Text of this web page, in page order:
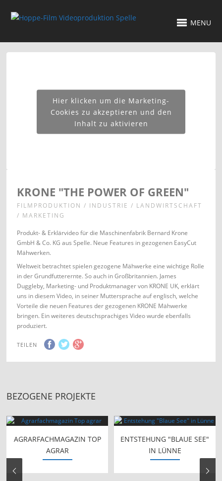
MENU
Hier klicken um die Marketing-
Cookies zu akzeptieren und den
Inhalt zu aktivieren
KRONE "THE POWER OF GREEN"
FILMPRODUKTION / INDUSTRIE / LANDWIRTSCHAFT
/ MARKETING
Produkt- & Erklärvideo für die Maschinenfabrik Bernard Krone
GmbH & Co. KG aus Spelle. Neue Features in gezogenen EasyCut
Mähwerken.
Weltweit betrachtet spielen gezogene Mähwerke eine wichtige Rolle
in der Grundfutterernte. So auch in Großbritannien. James
Duggleby, Marketing- und Produktmanager von KRONE UK, erklärt
uns in diesem Video, in seiner Muttersprache auf englisch, welche
Vorteile die neuen Features der gezogenen KRONE Mähwerke
bringen. Ein weiteres deutschsprachiges Video wurde ebenfalls
produziert.
TEILEN
BEZOGENE PROJEKTE
AGRARFACHMAGAZIN TOP
AGRAR
ENTSTEHUNG "BLAUE SEE"
IN LÜNNE